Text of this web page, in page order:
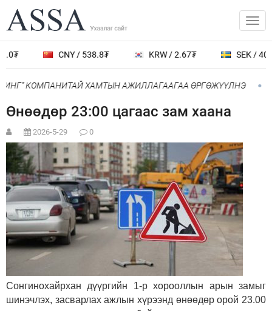
CNY / 538.8₮ KRW / 2.67₮ SEK /
КОМПАНИТАЙ ХАМТЫН АЖИЛЛАГААГАА ӨРГӨЖҮҮЛНЭ
Өнөөдөр 23:00 цагаас зам хаана
2026-5-29 0
Сонгинохайрхан дүүргийн 1-р хорооллын арын замыг
шинэчлэх, засварлах ажлын хүрээнд өнөөдөр орой 23.00